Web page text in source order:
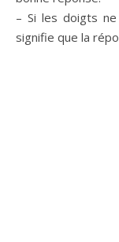
– Si les doigts
signifie que la